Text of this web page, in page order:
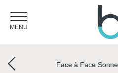
MENU
Face à Face